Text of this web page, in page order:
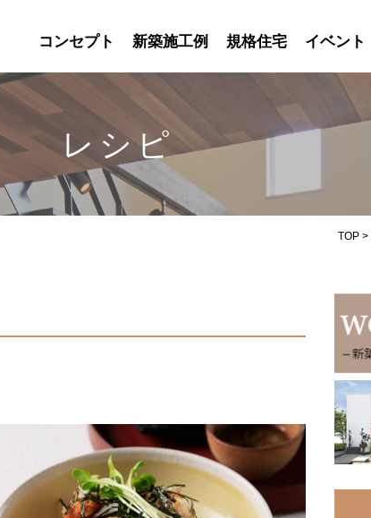
コンセプト 新築施工例 規格住宅 イベント
レシピ
TOP >